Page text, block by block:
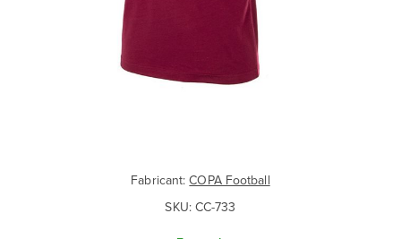
Fabricant: COPA Football
SKU: CC-733